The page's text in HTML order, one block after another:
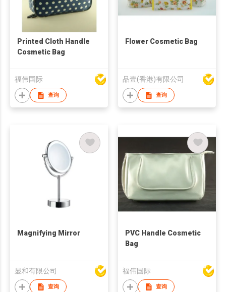
Printed Cloth Handle
Cosmetic Bag
福伟国际
查询
Flower Cosmetic Bag
品壹(香港)有限公司
查询
Magnifying Mirror
显和有限公司
查询
PVC Handle Cosmetic
Bag
福伟国际
查询